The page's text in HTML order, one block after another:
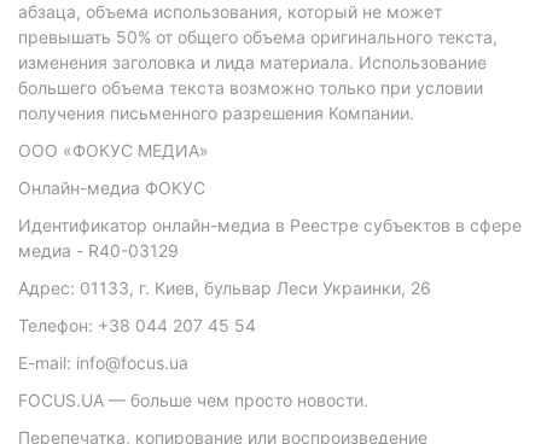
абзаца, объема использования, который не может
превышать 50% от общего объема оригинального текста,
изменения заголовка и лида материала. Использование
большего объема текста возможно только при условии
получения письменного разрешения Компании.
ООО «ФОКУС МЕДИА»
Онлайн-медиа ФОКУС
Идентификатор онлайн-медиа в Реестре субъектов в сфере
медиа - R40-03129
Адрес: 01133, г. Киев, бульвар Леси Украинки, 26
Телефон: +38 044 207 45 54
E-mail: info@focus.ua
FOCUS.UA — больше чем просто новости.
Перепечатка, копирование или воспроизведение